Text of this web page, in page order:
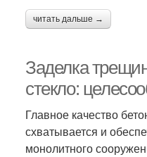
читать дальше →
Заделка
стекло:
Главное качество
схватывается и
монолитного